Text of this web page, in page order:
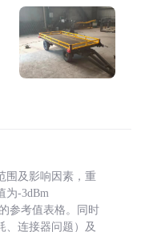
围及影响因素，重
为-3dBm
参考值表格。同时
、连接器问题）及